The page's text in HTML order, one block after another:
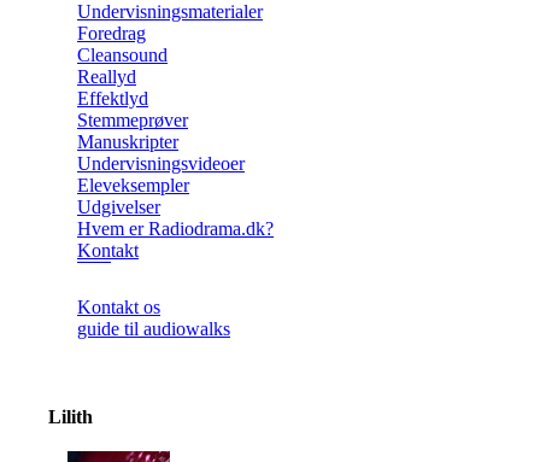
Undervisningsmaterialer
Foredrag
Cleansound
Reallyd
Effektlyd
Stemmeprøver
Manuskripter
Undervisningsvideoer
Eleveksempler
Udgivelser
Hvem er Radiodrama.dk?
Kontakt
Kontakt os
guide til audiowalks
Lilith